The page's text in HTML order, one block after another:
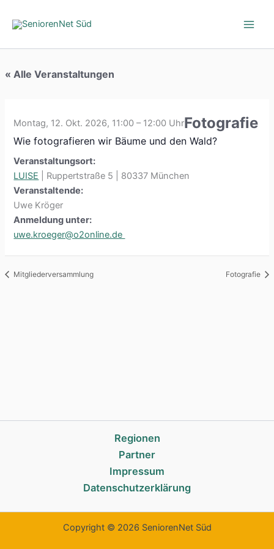
Inhalt
« Alle Veranstaltungen
Montag, 12. Okt. 2026, 11:00 – 12:00 UhrFotografie
Wie fotografieren wir Bäume und den Wald?
Veranstaltungsort:
LUISE | Ruppertstraße 5 | 80337 München
Veranstaltende:
Uwe Kröger
Anmeldung unter:
uwe.kroeger@o2online.de
Mitgliederversammlung Fotografie
Regionen
Partner
Impressum
Datenschutzerklärung
Copyright © 2026 SeniorenNet Süd